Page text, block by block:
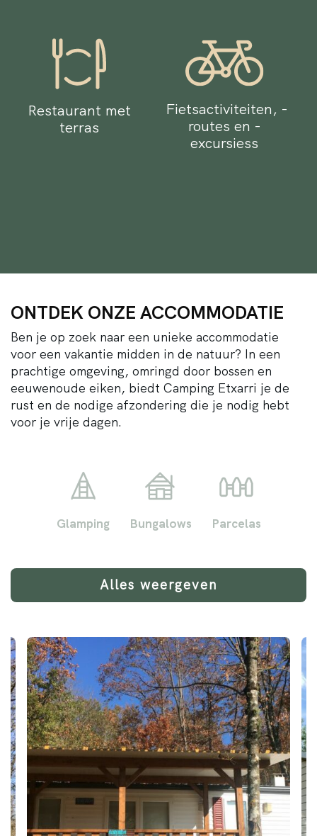
Restaurant met
terras
Fietsactiviteiten, -
routes en -
excursiess
ONTDEK ONZE ACCOMMODATIE
Ben je op zoek naar een unieke accommodatie
voor een vakantie midden in de natuur? In een
prachtige omgeving, omringd door bossen en
eeuwenoude eiken, biedt Camping Etxarri je de
rust en de nodige afzondering die je nodig hebt
voor je vrije dagen.
Glamping Bungalows Parcelas
Alles weergeven